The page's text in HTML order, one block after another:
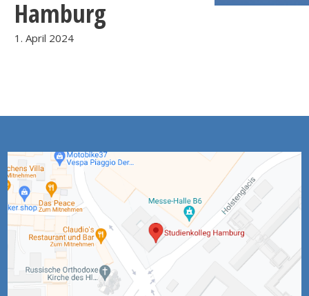
Hamburg
1. April 2024